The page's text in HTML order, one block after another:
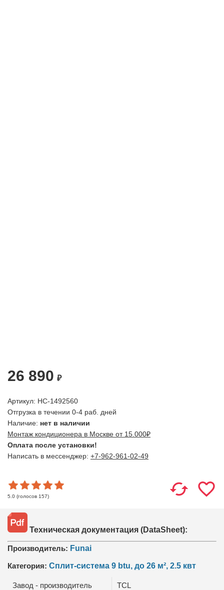
26 890 ₽
Артикул: НС-1492560
Отгрузка в течении 0-4 раб. дней
Наличие: нет в наличии
Монтаж кондиционера в Москве от 15.000₽
Оплата после установки!
Написать в мессенджер: +7-962-961-02-49
5.0 (голосов 157)
Техническая документация (DataSheet):
Производитель: Funai
Категория: Сплит-система 9 btu, до 26 м², 2.5 квт
Завод - производитель TCL